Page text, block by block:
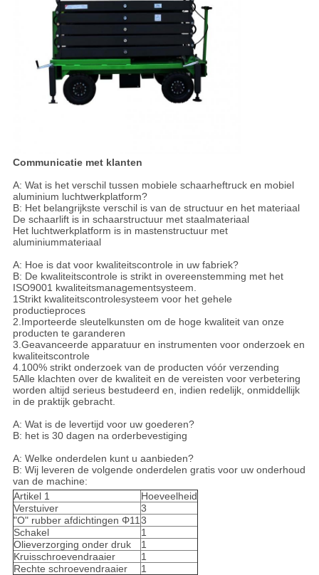
Communicatie met klanten
A: Wat is het verschil tussen mobiele schaarheftruck en mobiel
aluminium luchtwerkplatform?
B: Het belangrijkste verschil is van de structuur en het materiaal
De schaarlift is in schaarstructuur met staalmateriaal
Het luchtwerkplatform is in mastenstructuur met
aluminiummateriaal
A: Hoe is dat voor kwaliteitscontrole in uw fabriek?
B: De kwaliteitscontrole is strikt in overeenstemming met het
ISO9001 kwaliteitsmanagementsysteem.
1Strikt kwaliteitscontrolesysteem voor het gehele
productieproces
2.Importeerde sleutelkunsten om de hoge kwaliteit van onze
producten te garanderen
3.Geavanceerde apparatuur en instrumenten voor onderzoek en
kwaliteitscontrole
4.100% strikt onderzoek van de producten vóór verzending
5Alle klachten over de kwaliteit en de vereisten voor verbetering
worden altijd serieus bestudeerd en, indien redelijk, onmiddellijk
in de praktijk gebracht.
A: Wat is de levertijd voor uw goederen?
B: het is 30 dagen na orderbevestiging
A: Welke onderdelen kunt u aanbieden?
B: Wij leveren de volgende onderdelen gratis voor uw onderhoud
van de machine:
Artikel 1
Hoeveelheid
Verstuiver
3
"O" rubber afdichtingen Φ11 3
Schakel
1
Olieverzorging onder druk
1
Kruisschroevendraaier
1
Rechte schroevendraaier
1